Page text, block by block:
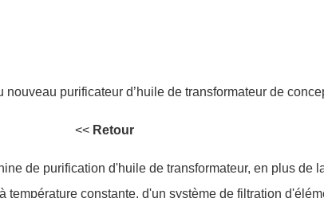
<< Retour
de purification d'huile de transformateur, en plus de
température constante, d'un système de filtration